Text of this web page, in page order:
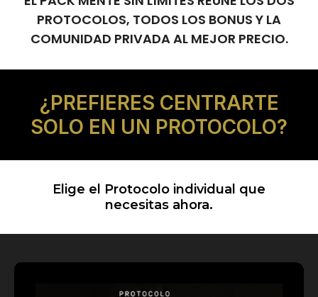
PROTOCOLOS, TODOS LOS BONUS Y LA
COMUNIDAD PRIVADA AL MEJOR PRECIO.
¿PREFIERES CENTRARTE
SOLO EN UN PROTOCOLO?
Elige el Protocolo individual que
necesitas ahora.